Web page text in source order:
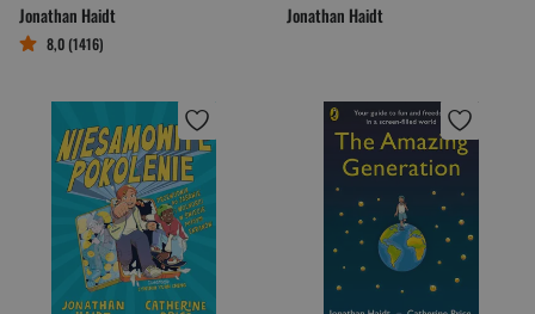
Jonathan Haidt
8,0 (1416)
Jonathan Haidt